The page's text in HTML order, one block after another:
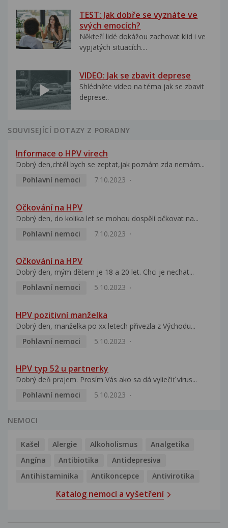
TEST: Jak dobře se vyznáte ve
svých emocích?
Někteří lidé dokážou zachovat klid i ve
vypjatých situacích....
VIDEO: Jak se zbavit deprese
Shlédněte video na téma jak se zbavit
deprese..
SOUVISEJÍCÍ DOTAZY Z PORADNY
Informace o HPV virech
Dobrý den,chtěl bych se zeptat,jak poznám zda nemám...
Pohlavní nemoci
7.10.2023
Očkování na HPV
Dobrý den, do kolika let se mohou dospělí očkovat na...
Pohlavní nemoci
7.10.2023
Očkování na HPV
Dobrý den, mým dětem je 18 a 20 let. Chci je nechat...
Pohlavní nemoci
5.10.2023
HPV pozitivní manželka
Dobrý den, manželka po xx letech přivezla z Východu...
Pohlavní nemoci
5.10.2023
HPV typ 52 u partnerky
Dobrý deň prajem. Prosím Vás ako sa dá vyliečiť vírus...
Pohlavní nemoci
5.10.2023
NEMOCI
Kašel Alergie Alkoholismus
Analgetika
Angína
Antibiotika
Antidepresiva
Antihistaminika
Antikoncepce Antivirotika
Katalog nemocí a vyšetření